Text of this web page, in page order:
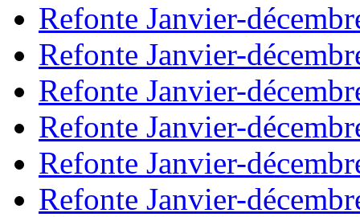
Refonte Janvier-
Refonte Janvier-
Refonte Janvier-
Refonte Janvier-
Refonte Janvier-
Refonte Janvier-